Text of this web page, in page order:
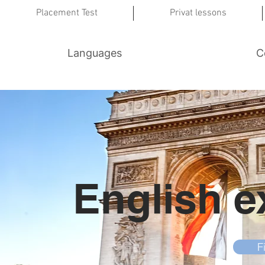
Languages
Placement Test Privat lessons
English